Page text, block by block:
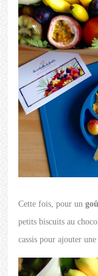
Cette fois, pour un
petits biscuits au
cassis pour ajouter